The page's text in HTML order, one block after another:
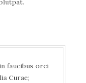
faucibus orci
Curae;